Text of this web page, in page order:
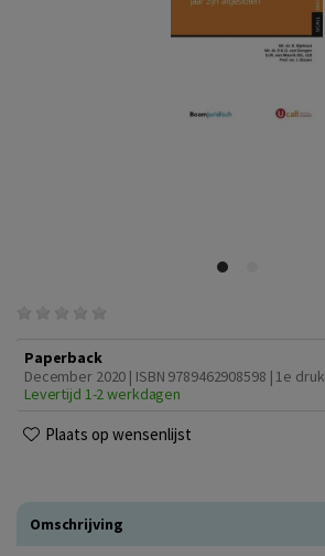
Paperback
December 2020 | ISBN 9789462908598 | 1e druk
Levertijd 1-2 werkdagen
Plaats op wensenlijst
Omschrijving